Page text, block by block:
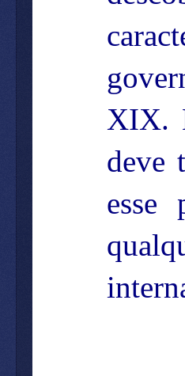
XIX.
deve
esse